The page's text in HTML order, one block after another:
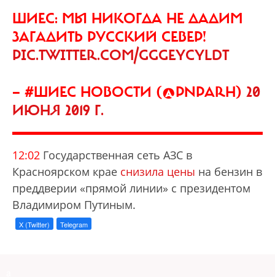
ШИЕС: МЫ НИКОГДА НЕ ДАДИМ
ЗАГАДИТЬ РУССКИЙ СЕВЕР!
PIC.TWITTER.COM/GGGEYCYLDT
— #ШИЕС НОВОСТИ (@PNPARH) 20
ИЮНЯ 2019 Г.
12:02 Государственная сеть АЗС в
Красноярском крае снизила цены на бензин в
преддверии «прямой линии» с президентом
Владимиром Путиным.
X (Twitter) Telegram